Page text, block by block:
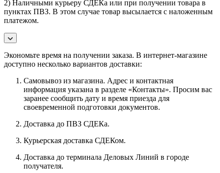
2) Наличными курьеру СДЕКа или при получении товара в
пунктах ПВЗ. В этом случае товар высылается с наложенным
платежом.
Экономьте время на получении заказа. В интернет-магазине
доступно несколько вариантов доставки:
Самовывоз из магазина. Адрес и контактная
информация указана в разделе «Контакты». Просим вас
заранее сообщить дату и время приезда для
своевременной подготовки документов.
Доставка до ПВЗ СДЕКа.
Курьерская доставка СДЕКом.
Доставка до терминала Деловых Линий в городе
получателя.